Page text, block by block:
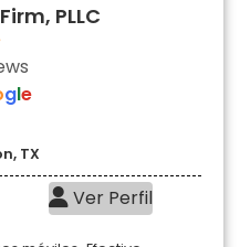
PLLC
gle
TX
Ver Perfil